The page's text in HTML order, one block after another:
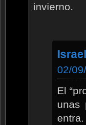
invierno.
Israel
02/
El
unas